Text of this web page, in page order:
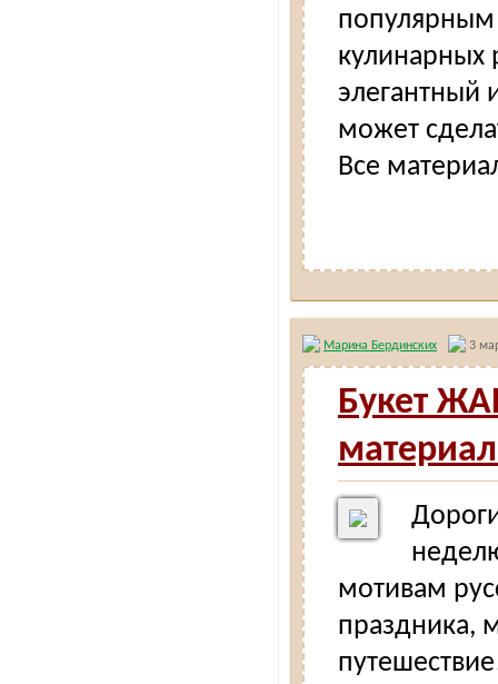
кулинарных
элегантный
может
Все
Марина Бердинских 3
Букет
мотивам
праздника,